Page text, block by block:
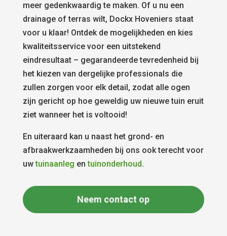
meer gedenkwaardig te maken. Of u nu een
drainage of terras wilt, Dockx Hoveniers staat
voor u klaar! Ontdek de mogelijkheden en kies
kwaliteitsservice voor een uitstekend
eindresultaat – gegarandeerde tevredenheid bij
het kiezen van dergelijke professionals die
zullen zorgen voor elk detail, zodat alle ogen
zijn gericht op hoe geweldig uw nieuwe tuin eruit
ziet wanneer het is voltooid!
En uiteraard kan u naast het grond- en
afbraakwerkzaamheden bij ons ook terecht voor
uwtuinaanleg entuinonderhoud.
Neem contact op